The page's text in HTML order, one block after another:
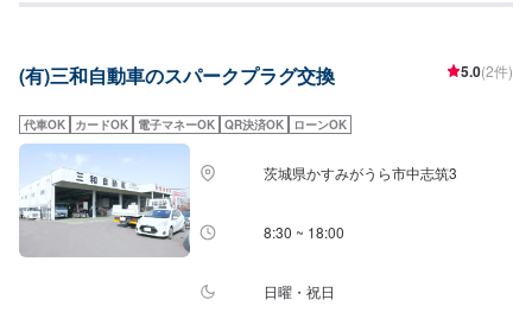
す。お車のブレーキやエンジントラブルの際もお任せください。ご来店お待
(有)三和自動車のスパークプラグ交換 5.0(2件)
代車OK カードOK 電子マネーOK QR決済OK ローンOK
茨城県かすみがうら市中志筑3
8:30 ~ 18:00
日曜・祝日